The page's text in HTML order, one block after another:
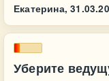
Екатерина,
Уберите